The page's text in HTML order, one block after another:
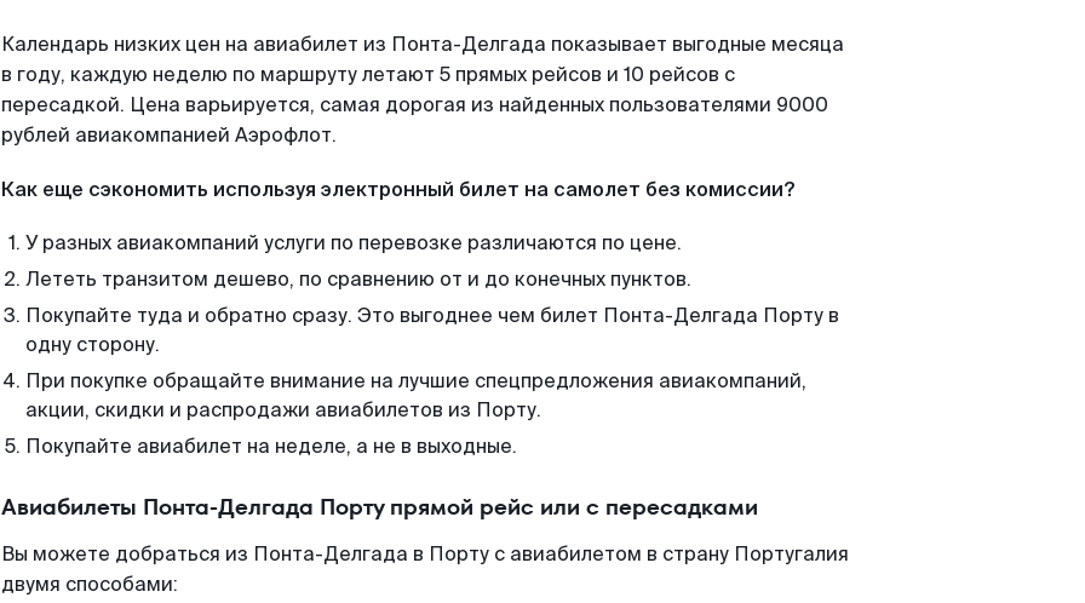
Календарь низких цен на авиабилет из Понта-Делгада показывает выгодные месяца
в году, каждую неделю по маршруту летают 5 прямых рейсов и 10 рейсов с
пересадкой. Цена варьируется, самая дорогая из найденных пользователями 9000
рублей авиакомпанией Аэрофлот.
Как еще сэкономить используя электронный билет на самолет без комиссии?
У разных авиакомпаний услуги по перевозке различаются по цене.
Лететь транзитом дешево, по сравнению от и до конечных пунктов.
Покупайте туда и обратно сразу. Это выгоднее чем билет Понта-Делгада Порту в
одну сторону.
При покупке обращайте внимание на лучшие спецпредложения авиакомпаний,
акции, скидки и распродажи авиабилетов из Порту.
Покупайте авиабилет на неделе, а не в выходные.
Авиабилеты Понта-Делгада Порту прямой рейс или с пересадками
Вы можете добраться из Понта-Делгада в Порту с авиабилетом в страну Португалия
двумя способами: